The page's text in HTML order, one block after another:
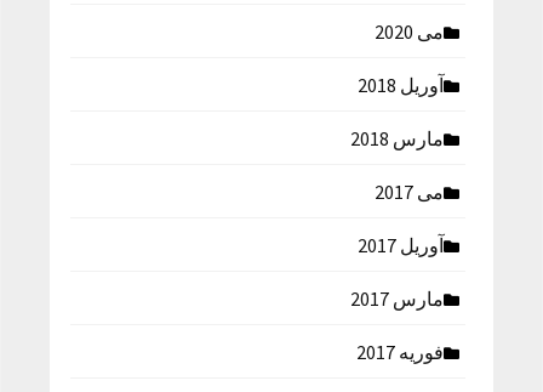
می 2020
آوریل 2018
مارس 2018
می 2017
آوریل 2017
مارس 2017
فوریه 2017